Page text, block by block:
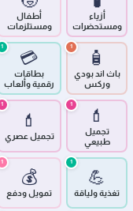
أزياء
ومستحضرات
أطفال
ومستلزمات
🧴
باث اند بودي
وركس
1
💳
بطاقات
رقمية وألعاب
1
💄
تجميل
طبيعي
1
💄
تجميل عصري
1
💪
تغذية ولياقة
1
💰
تمويل ودفع
1